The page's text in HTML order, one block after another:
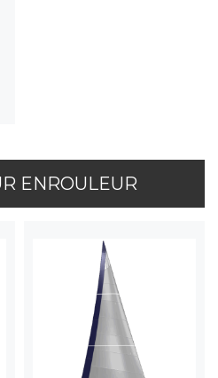
ENROULEUR